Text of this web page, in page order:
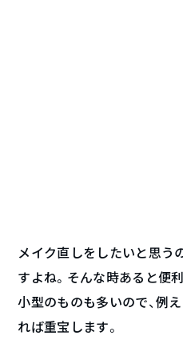
メイク直しをしたいと思う
すよね。そんな時あると便
小型のものも多いので、例
れば重宝します。